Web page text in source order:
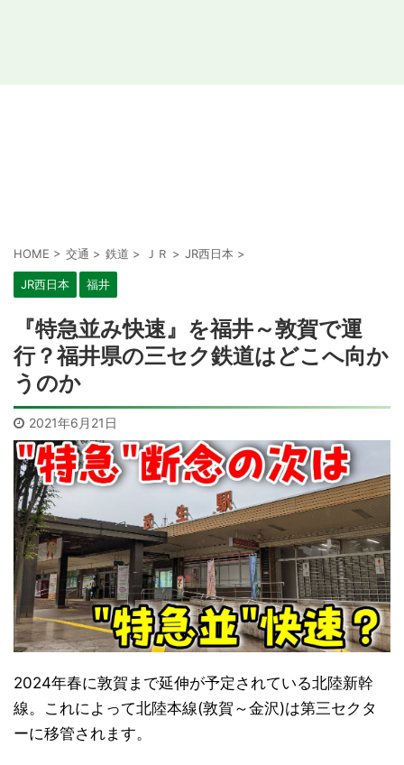
HOME > 交通 > 鉄道 > ＪＲ > JR西日本 >
JR西日本 福井
『特急並み快速』を福井～敦賀で運
行？福井県の三セク鉄道はどこへ向か
うのか
2021年6月21日
2024年春に敦賀まで延伸が予定されている北陸新幹
線。これによって北陸本線(敦賀～金沢)は第三セクタ
ーに移管されます。